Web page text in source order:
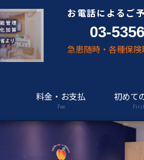
お電話によるご
03-
急患随時・各種保
料金・お支払
Fee
初めて
First